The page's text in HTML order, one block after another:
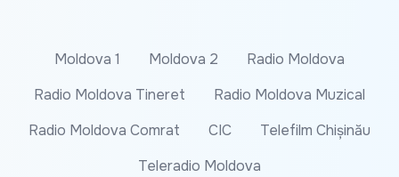
Moldova 1 Moldova 2
Radio Moldova
Radio Moldova Tineret
Radio Moldova Muzical
Radio Moldova Comrat
CIC
Telefilm Chișinău
Teleradio Moldova